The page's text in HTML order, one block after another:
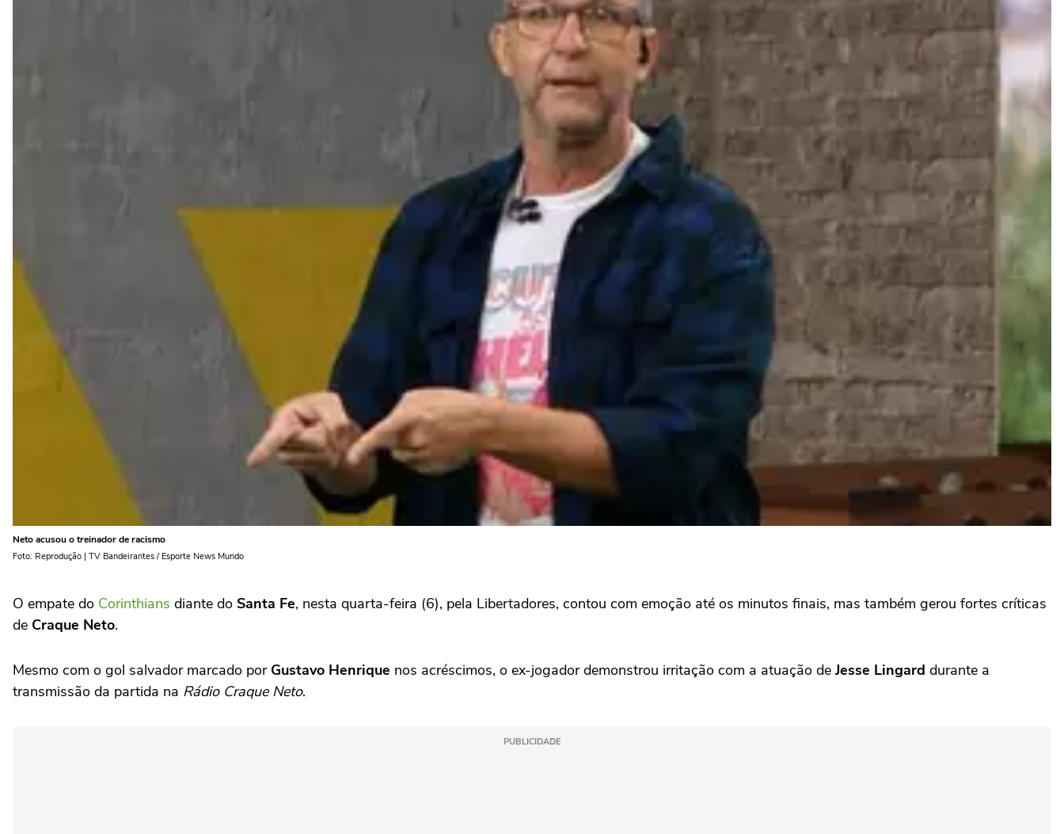
Neto acusou o treinador de racismo
Foto: Reprodução | TV Bandeirantes / Esporte News Mundo
O empate do Corinthians diante do Santa Fe, nesta quarta-feira (6), pela Libertadores, contou com emoção até os minutos finais, mas também gerou fortes críticas
de Craque Neto.
Mesmo com o gol salvador marcado por Gustavo Henrique nos acréscimos, o ex-jogador demonstrou irritação com a atuação de Jesse Lingard durante a
transmissão da partida na Rádio Craque Neto.
PUBLICIDADE